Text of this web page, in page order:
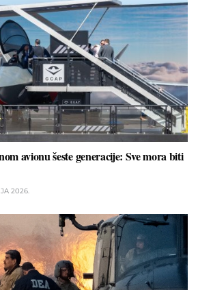
avionu šeste generacije: Sve mora biti
2026.